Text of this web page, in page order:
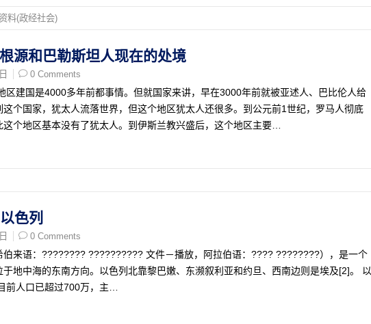
料(政经社会)
源和巴勒斯坦人现在的处境
0 Comments
区建国是4000多年前都事情。但就国家来讲，早在3000年前就被亚述人、巴比伦人给
个国家，犹太人流落世界，但这个地区犹太人还很多。到公元前1世纪，罗马人彻底
个地区基本没有了犹太人。到伊斯兰教兴盛后，这个地区主要…
色列
0 Comments
伯来语：???????? ?????????? 文件－播放，阿拉伯语：???? ????????），是一个
地中海的东南方向。以色列北靠黎巴嫩、东濒叙利亚和约旦、西南边则是埃及[2]。 以
前人口已超过700万，主…